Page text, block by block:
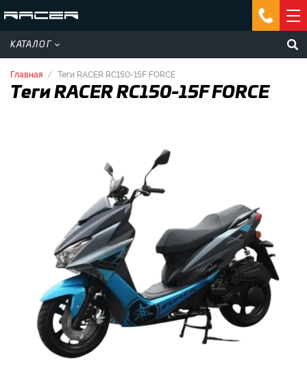
КАТАЛОГ
Главная Теги RACER RC150-15F FORCE
Теги RACER RC150-15F FORCE